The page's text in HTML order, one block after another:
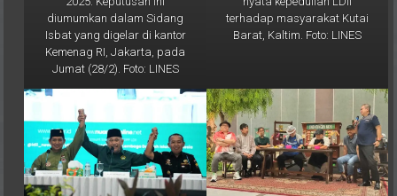
Isbat yang digelar di kantor
Kemenag RI, Jakarta, pada
Jumat (28/2). Foto: LINES
Barat, Kaltim. Foto: LINES